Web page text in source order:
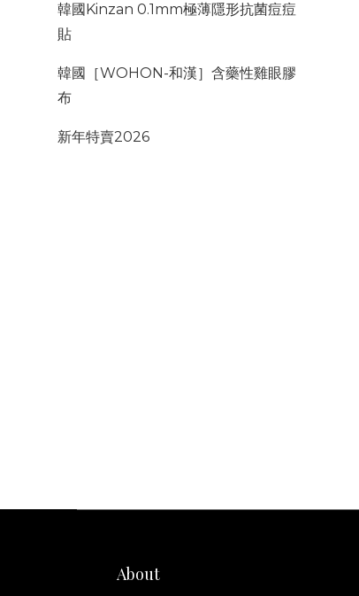
韓國Kinzan 0.1mm極薄隱形抗菌痘痘
貼
韓國［WOHON-和漢］含藥性雞眼膠
布
新年特賣2026
About